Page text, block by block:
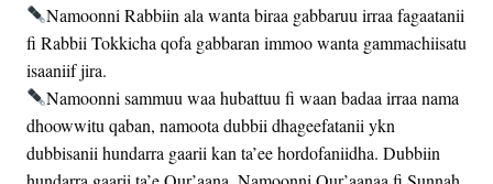
Namoonni Rabbiin ala wanta biraa gabbaruu irraa fagaatanii
fi Rabbii Tokkicha qofa gabbaran immoo wanta gammachiisatu
isaaniif jira.
Namoonni sammuu waa hubattuu fi waan badaa irraa nama
dhoowwitu qaban, namoota dubbii dhageefatanii ykn
dubbisanii hundarra gaarii kan ta’ee hordofaniidha. Dubbiin